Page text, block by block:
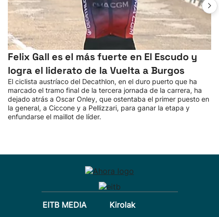
Felix Gall es el más fuerte en El Escudo y
logra el liderato de la Vuelta a Burgos
El ciclista austríaco del Decathlon, en el duro puerto que ha
marcado el tramo final de la tercera jornada de la carrera, ha
dejado atrás a Oscar Onley, que ostentaba el primer puesto en
la general, a Ciccone y a Pellizzari, para ganar la etapa y
enfundarse el maillot de líder.
EITB MEDIA
Kirolak